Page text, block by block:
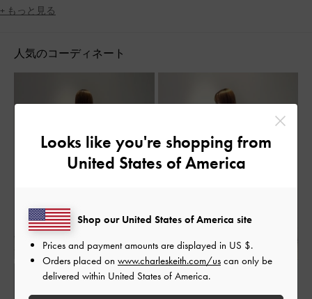
+ もっと見る
人気のコーディネート
Looks like you're shopping from
United States of America
Shop our United States of America site
Prices and payment amounts are displayed in US $.
Orders placed on www.charleskeith.com/us can only be
delivered within United States of America.